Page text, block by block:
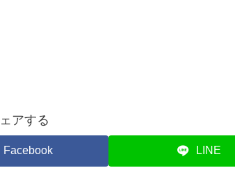
アする
Facebook LINE